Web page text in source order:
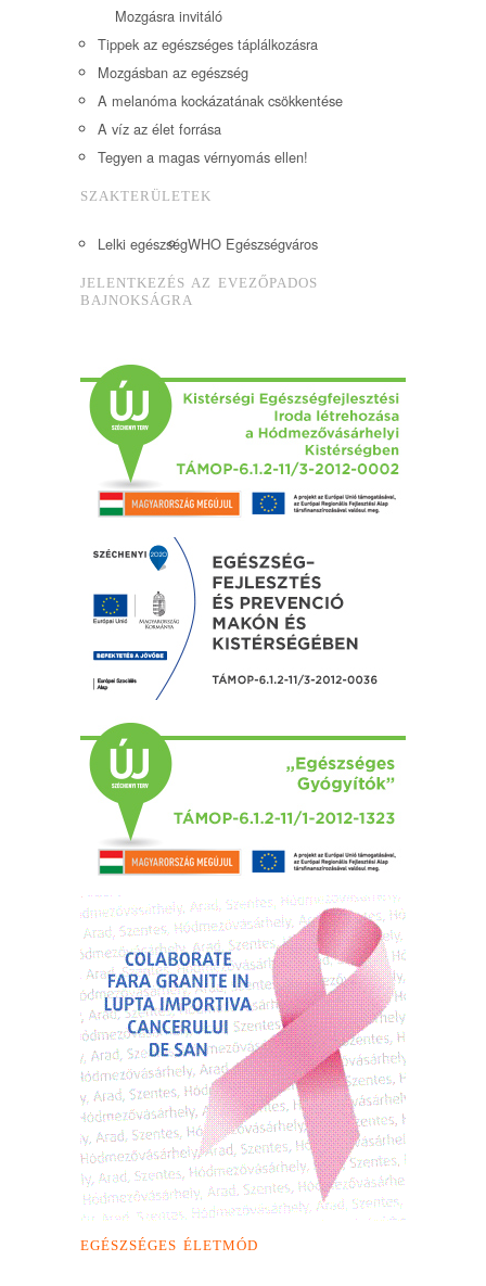
Mozgásra invitáló
Tippek az egészséges táplálkozásra
Mozgásban az egészség
A melanóma kockázatának csökkentése
A víz az élet forrása
Tegyen a magas vérnyomás ellen!
SZAKTERÜLETEK
Lelki egészségWHO Egészségváros
JELENTKEZÉS AZ EVEZŐPADOS
BAJNOKSÁGRA
EGÉSZSÉGES ÉLETMÓD